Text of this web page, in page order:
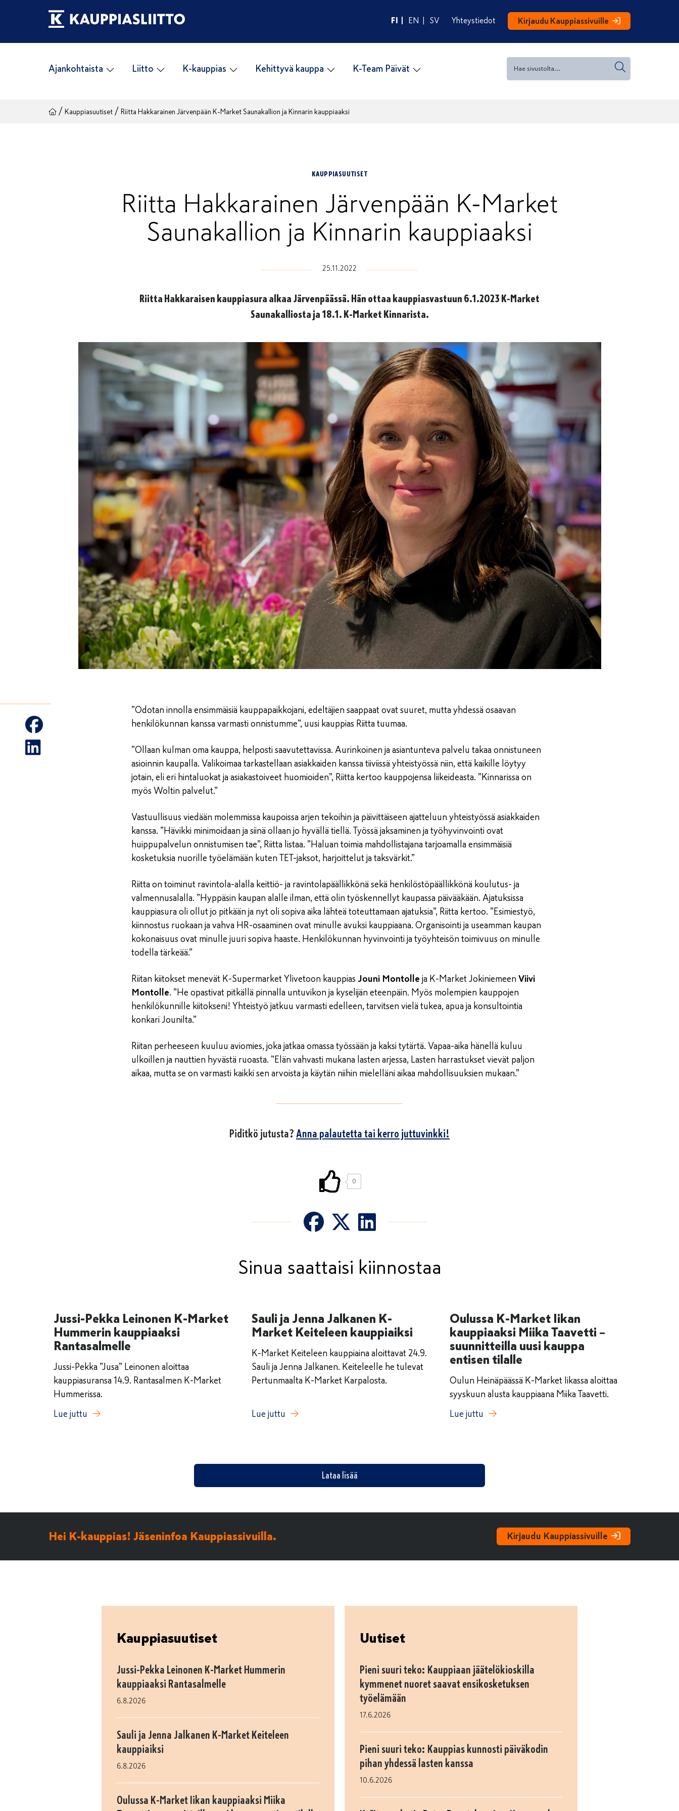
FI EN SV Yhteystiedot Kirjaudu Kauppiassivuille
Ajankohtaista Liitto K-kauppias Kehittyvä kauppa K-Team Päivät
/ Kauppiasuutiset / Riitta Hakkarainen Järvenpään K-Market Saunakallion ja Kinnarin kauppiaaksi
KAUPPIASUUTISET
Riitta Hakkarainen Järvenpään K-Market
Saunakallion ja Kinnarin kauppiaaksi
25.11.2022
Riitta Hakkaraisen kauppiasura alkaa Järvenpäässä. Hän ottaa kauppiasvastuun 6.1.2023 K-Market
Saunakalliosta ja 18.1. K-Market Kinnarista.
”Odotan innolla ensimmäisiä kauppapaikkojani, edeltäjien saappaat ovat suuret, mutta yhdessä osaavan
henkilökunnan kanssa varmasti onnistumme”, uusi kauppias Riitta tuumaa.
”Ollaan kulman oma kauppa, helposti saavutettavissa. Aurinkoinen ja asiantunteva palvelu takaa onnistuneen
asioinnin kaupalla. Valikoimaa tarkastellaan asiakkaiden kanssa tiiviissä yhteistyössä niin, että kaikille löytyy
jotain, eli eri hintaluokat ja asiakastoiveet huomioiden”, Riitta kertoo kauppojensa liikeideasta. ”Kinnarissa on
myös Woltin palvelut.”
Vastuullisuus viedään molemmissa kaupoissa arjen tekoihin ja päivittäiseen ajatteluun yhteistyössä asiakkaiden
kanssa. ”Hävikki minimoidaan ja siinä ollaan jo hyvällä tiellä. Työssä jaksaminen ja työhyvinvointi ovat
huippupalvelun onnistumisen tae”, Riitta listaa. ”Haluan toimia mahdollistajana tarjoamalla ensimmäisiä
kosketuksia nuorille työelämään kuten TET-jaksot, harjoittelut ja taksvärkit.”
Riitta on toiminut ravintola-alalla keittiö- ja ravintolapäällikkönä sekä henkilöstöpäällikkönä koulutus- ja
valmennusalalla. ”Hyppäsin kaupan alalle ilman, että olin työskennellyt kaupassa päivääkään. Ajatuksissa
kauppiasura oli ollut jo pitkään ja nyt oli sopiva aika lähteä toteuttamaan ajatuksia”, Riitta kertoo. ”Esimiestyö,
kiinnostus ruokaan ja vahva HR-osaaminen ovat minulle avuksi kauppiaana. Organisointi ja useamman kaupan
kokonaisuus ovat minulle juuri sopiva haaste. Henkilökunnan hyvinvointi ja työyhteisön toimivuus on minulle
todella tärkeää.”
Riitan kiitokset menevät K-Supermarket Ylivetoon kauppias Jouni Montolle ja K-Market Jokiniemeen Viivi
Montolle. ”He opastivat pitkällä pinnalla untuvikon ja kyselijän eteenpäin. Myös molempien kauppojen
henkilökunnille kiitokseni! Yhteistyö jatkuu varmasti edelleen, tarvitsen vielä tukea, apua ja konsultointia
konkari Jounilta.”
Riitan perheeseen kuuluu aviomies, joka jatkaa omassa työssään ja kaksi tytärtä. Vapaa-aika hänellä kuluu
ulkoillen ja nauttien hyvästä ruoasta. ”Elän vahvasti mukana lasten arjessa, Lasten harrastukset vievät paljon
aikaa, mutta se on varmasti kaikki sen arvoista ja käytän niihin mielelläni aikaa mahdollisuuksien mukaan.”
Piditkö jutusta?Anna palautetta tai kerro juttuvinkki!
0
Sinua saattaisi kiinnostaa
Jussi-Pekka Leinonen K-Market
Hummerin kauppiaaksi
Rantasalmelle
Jussi-Pekka ”Jusa” Leinonen aloittaa
kauppiasuransa 14.9. Rantasalmen K-Market
Hummerissa.
Lue juttu
Sauli ja Jenna Jalkanen K-
Market Keiteleen kauppiaiksi
K-Market Keiteleen kauppiaina aloittavat 24.9.
Sauli ja Jenna Jalkanen. Keiteleelle he tulevat
Pertunmaalta K-Market Karpalosta.
Lue juttu
Oulussa K-Market Iikan
kauppiaaksi Miika Taavetti –
suunnitteilla uusi kauppa
entisen tilalle
Oulun Heinäpäässä K-Market Iikassa aloittaa
syyskuun alusta kauppiaana Miika Taavetti.
Lue juttu
Lataa lisää
Hei K-kauppias! Jäseninfoa Kauppiassivuilla. Kirjaudu Kauppiassivuille
Kauppiasuutiset
Jussi-Pekka Leinonen K-Market Hummerin
kauppiaaksi Rantasalmelle
6.8.2026
Sauli ja Jenna Jalkanen K-Market Keiteleen
kauppiaiksi
6.8.2026
Oulussa K-Market Iikan kauppiaaksi Miika
Uutiset
Pieni suuri teko: Kauppiaan jäätelökioskilla
kymmenet nuoret saavat ensikosketuksen
työelämään
17.6.2026
Pieni suuri teko: Kauppias kunnosti päiväkodin
pihan yhdessä lasten kanssa
10.6.2026